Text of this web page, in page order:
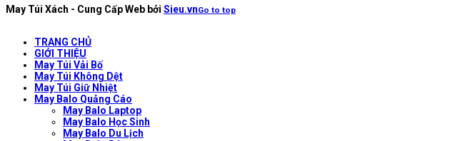
May Túi Xách - Cung Cấp Web bởi Sieu.vnGo to top
TRANG CHỦ
GIỚI THIỆU
May Túi Vải Bố
May Túi Không Dệt
May Túi Giữ Nhiệt
May Balo Quảng Cáo
May Balo Laptop
May Balo Học Sinh
May Balo Du Lịch